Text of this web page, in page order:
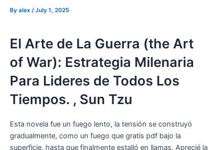
By alex /July 1, 2025
El Arte de La Guerra (the Art
of War): Estrategia Milenaria
Para Lideres de Todos Los
Tiempos. , Sun Tzu
Esta novela fue un fuego lento, la tensión se construyó
gradualmente, como un fuego que gratis pdf bajo la
superficie, hasta que finalmente estalló en llamas. Aprecié la